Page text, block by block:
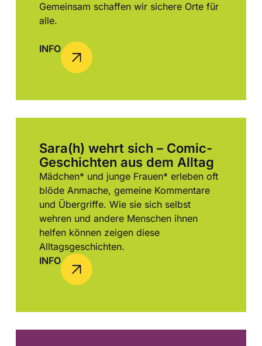
Gemeinsam schaffen wir sichere Orte für
alle.
INFO
Sara(h) wehrt sich – Comic-
Geschichten aus dem Alltag
Mädchen* und junge Frauen* erleben oft
blöde Anmache, gemeine Kommentare
und Übergriffe. Wie sie sich selbst
wehren und andere Menschen ihnen
helfen können zeigen diese
Alltagsgeschichten.
INFO